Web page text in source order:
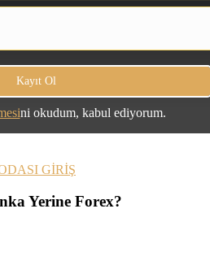
ni okudum, kabul ediyorum.
GİRİŞ
Yerine Forex?